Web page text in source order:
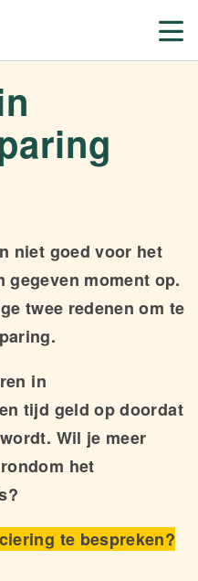
niet goed voor het
gegeven moment op.
twee redenen om te
in
tijd geld op doordat
Wil je meer
het
te bespreken?